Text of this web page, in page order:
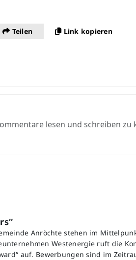
Teilen Link kopieren
lesen und schreiben zu
Anröchte stehen im
Westenergie ruft die
auf. Bewerbungen sind im